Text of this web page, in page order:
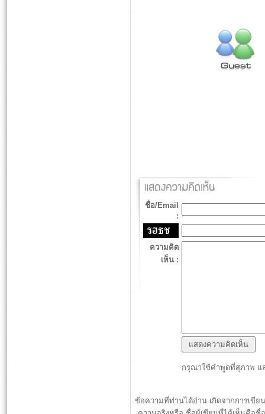
ชื่อ/Email
:
ความคิด
เห็น :
กรุณาใช้คำพูดที่สุภาพ แ
ข้อความที่ท่านได้อ่าน เกิดจากการเขีย